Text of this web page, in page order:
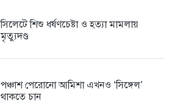
সম্পাদক...
৬ দিন আগে
সিলেটে শিশু ধর্ষণচেষ্টা ও হত্যা মামলায়
মৃত্যুদণ্ড
পঞ্চাশ পেরোনো আমিশা এখনও ‘সিঙ্গেল’
থাকতে চান